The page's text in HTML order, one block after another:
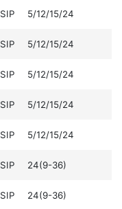
SIP 5/12/15/24
SIP 5/12/15/24
SIP 5/12/15/24
SIP 5/12/15/24
SIP 5/12/15/24
SIP 24(9-36)
SIP 24(9-36)